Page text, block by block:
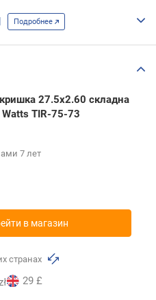
Подробнее
27.5x2.60 складна
Watts TIR-75-73
7 лет
в магазин
странах
29 £